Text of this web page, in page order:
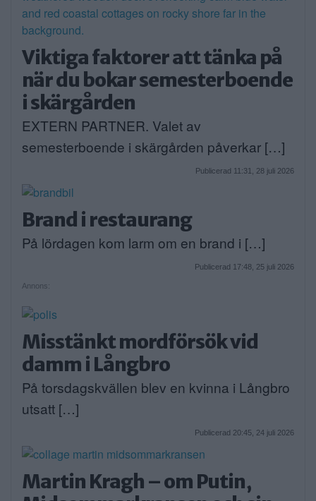
Viktiga faktorer att tänka på
när du bokar semesterboende
i skärgården
EXTERN PARTNER. Valet av
semesterboende i skärgården påverkar […]
Publicerad 11:31, 28 juli 2026
Brand i restaurang
På lördagen kom larm om en brand i […]
Publicerad 17:48, 25 juli 2026
Annons:
Misstänkt mordförsök vid
damm i Långbro
På torsdagskvällen blev en kvinna i Långbro
utsatt […]
Publicerad 20:45, 24 juli 2026
Martin Kragh – om Putin,